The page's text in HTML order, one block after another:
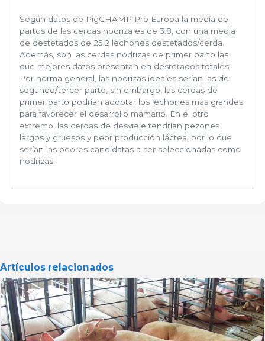
Según datos de PigCHAMP Pro Europa la media de
partos de las cerdas nodriza es de 3.8, con una media
de destetados de 25.2 lechones destetados/cerda.
Además, son las cerdas nodrizas de primer parto las
que mejores datos presentan en destetados totales.
Por norma general, las nodrizas ideales serían las de
segundo/tercer parto, sin embargo, las cerdas de
primer parto podrían adoptar los lechones más grandes
para favorecer el desarrollo mamario. En el otro
extremo, las cerdas de desvieje tendrían pezones
largos y gruesos y peor producción láctea, por lo que
serían las peores candidatas a ser seleccionadas como
nodrizas.
Artículos relacionados